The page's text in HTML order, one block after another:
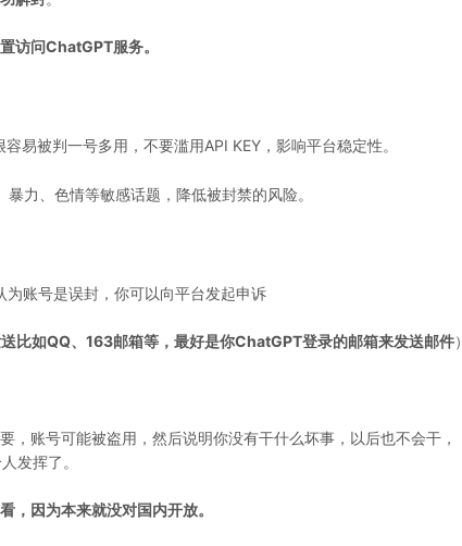
访问ChatGPT服务。
易被判一号多用，不要滥用API KEY，影响平台稳定性。
力、色情等敏感话题，降低被封禁的风险。
账号是误封，你可以向平台发起申诉
比如QQ、163邮箱等，最好是你ChatGPT登录的邮箱来发送邮件）
账号可能被盗用，然后说明你没有干什么坏事，以后也不会干，
发挥了。
，因为本来就没对国内开放。